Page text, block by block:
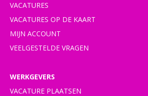
VACATURES
VACATURES OP DE KAART
MIJN ACCOUNT
VEELGESTELDE VRAGEN
WERKGEVERS
VACATURE PLAATSEN